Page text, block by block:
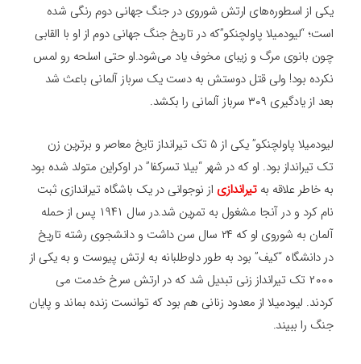
یکی از اسطوره‌های ارتش شوروی در جنگ جهانی دوم رنگی شده
است؛ “لیودمیلا پاولچنکو”که در تاریخ جنگ جهانی دوم از او با القابی
چون بانوی مرگ و زیبای مخوف یاد می‌شود.او حتی اسلحه رو لمس
نکرده بود! ولی قتل دوستش به دست یک سرباز آلمانی باعث شد
بعد از یادگیری ۳۰۹ سرباز آلمانی را بکشد.
لیودمیلا پاولچنکو” یکی از ۵ تک تیرانداز تایخ معاصر و برترین زن
تک تیرانداز بود. او که در شهر “بیلا تسرکفا” در اوکراین متولد شده بود
به خاطر علاقه بهتیراندازی از نوجوانی در یک باشگاه تیراندازی ثبت
نام کرد و در آنجا مشغول به تمرین شد.در سال ۱۹۴۱ پس از حمله
آلمان به شوروی او که ۲۴ سال سن داشت و دانشجوی رشته تاریخ
در دانشگاه “کیف” بود به طور داوطلبانه به ارتش پیوست و به یکی از
۲۰۰۰ تک تیرانداز زنی تبدیل شد که در ارتش سرخ خدمت می
کردند. لیودمیلا از معدود زنانی هم بود که توانست زنده بماند و پایان
جنگ را ببیند.